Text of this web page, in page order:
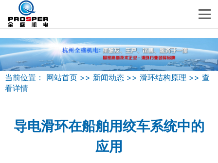
当前位置： 网站首页 >> 新闻动态 >> 滑环结构原理 >> 查
看详情
导电滑环在船舶用绞车系统中的
应用